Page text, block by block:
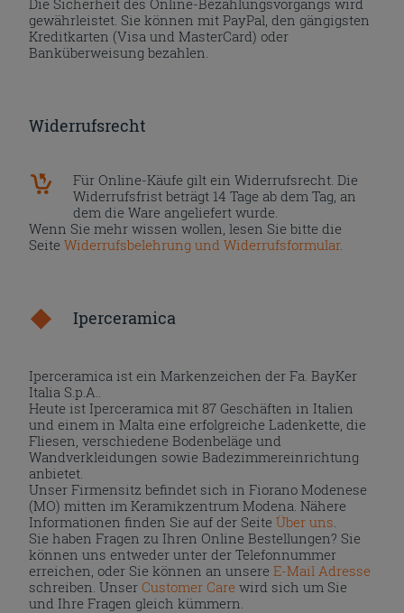
gewährleistet. Sie können mit PayPal, den gängigsten
Kreditkarten (Visa und MasterCard) oder
Banküberweisung bezahlen.
Widerrufsrecht
Für Online-Käufe gilt ein Widerrufsrecht. Die
Widerrufsfrist beträgt 14 Tage ab dem Tag, an
dem die Ware angeliefert wurde.
Wenn Sie mehr wissen wollen, lesen Sie bitte die
SeiteWiderrufsbelehrung und Widerrufsformular.
Iperceramica
Iperceramica ist ein Markenzeichen der Fa. BayKer
Italia S.p.A..
Heute ist Iperceramica mit 87 Geschäften in Italien
und einem in Malta eine erfolgreiche Ladenkette, die
Fliesen, verschiedene Bodenbeläge und
Wandverkleidungen sowie Badezimmereinrichtung
anbietet.
Unser Firmensitz befindet sich in Fiorano Modenese
(MO) mitten im Keramikzentrum Modena. Nähere
Informationen finden Sie auf der Seite Über uns
Sie haben Fragen zu Ihren Online Bestellungen? Sie
können uns entweder unter der Telefonnummer
erreichen, oder Sie können an unsereE-Mail Adresse
schreiben. UnserCustomer Care wird sich um Sie
und Ihre Fragen gleich kümmern.